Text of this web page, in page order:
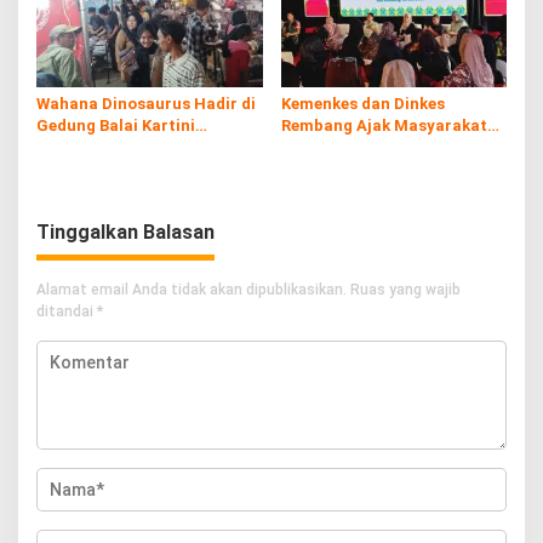
Wahana Dinosaurus Hadir di
Gedung Balai Kartini
Kemenkes dan Dinkes
Rembang Ajak Masyarakat
Tinggalkan Balasan
Alamat email Anda tidak akan dipublikasikan. Ruas yang wajib
ditandai *